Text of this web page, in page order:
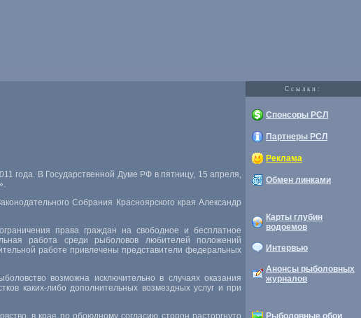
Cсылки:
года. В Государственной Думе РФ в пятницу, 15 апреля,
Собрания Красноярского края Александр
права граждан на свободное и бесплатное
работа среди рыболовов любителей положений
работе привлечены представители федеральных
возможна исключительно в случаях оказания
каких-либо дополнительных возмездных услуг и при
в крае по обоюдному согласию сторон расторгнуто
Спонсоры РСЛ
Партнеры РСЛ
Реклама
Обмен линками
Карты глубин
водоемов
Интервью
Анонсы рыболовных
журналов
Рыболовные обои